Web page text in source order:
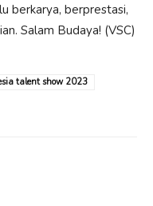
berkarya, berprestasi,
Salam Budaya! (VSC)
talent show 2023